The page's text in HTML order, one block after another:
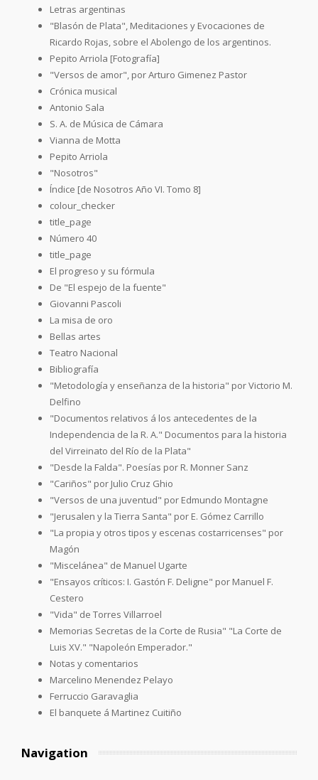
Letras argentinas
"Blasón de Plata", Meditaciones y Evocaciones de
Ricardo Rojas, sobre el Abolengo de los argentinos.
Pepito Arriola [Fotografía]
"Versos de amor", por Arturo Gimenez Pastor
Crónica musical
Antonio Sala
S. A. de Música de Cámara
Vianna de Motta
Pepito Arriola
"Nosotros"
Índice [de Nosotros Año VI. Tomo 8]
colour_checker
title_page
Número 40
title_page
El progreso y su fórmula
De "El espejo de la fuente"
Giovanni Pascoli
La misa de oro
Bellas artes
Teatro Nacional
Bibliografía
"Metodología y enseñanza de la historia" por Victorio M.
Delfino
"Documentos relativos á los antecedentes de la
Independencia de la R. A." Documentos para la historia
del Virreinato del Río de la Plata"
"Desde la Falda". Poesías por R. Monner Sanz
"Cariños" por Julio Cruz Ghio
"Versos de una juventud" por Edmundo Montagne
"Jerusalen y la Tierra Santa" por E. Gómez Carrillo
"La propia y otros tipos y escenas costarricenses" por
Magón
"Miscelánea" de Manuel Ugarte
"Ensayos críticos: I. Gastón F. Deligne" por Manuel F.
Cestero
"Vida" de Torres Villarroel
Memorias Secretas de la Corte de Rusia" "La Corte de
Luis XV." "Napoleón Emperador."
Notas y comentarios
Marcelino Menendez Pelayo
Ferruccio Garavaglia
El banquete á Martinez Cuitiño
Navigation